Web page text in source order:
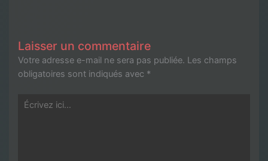
Laisser un commentaire
Votre adresse e-mail ne sera pas publiée. Les champs
obligatoires sont indiqués avec *
Écrivez